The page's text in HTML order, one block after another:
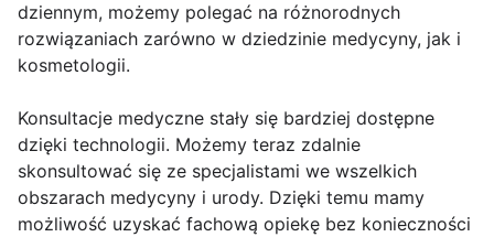
dziennym, możemy polegać na różnorodnych
rozwiązaniach zarówno w dziedzinie medycyny, jak i
kosmetologii.
Konsultacje medyczne stały się bardziej dostępne
dzięki technologii. Możemy teraz zdalnie
skonsultować się ze specjalistami we wszelkich
obszarach medycyny i urody. Dzięki temu mamy
możliwość uzyskać fachową opiekę bez konieczności